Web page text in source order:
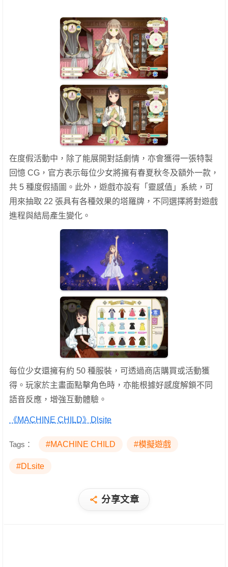
在度假活動中，除了能展開對話劇情，亦會獲得一張特製
回憶 CG，官方表示每位少女將擁有春夏秋冬及額外一款，
共 5 種度假插圖。此外，遊戲亦設有「靈感值」系統，可
用來抽取 22 張具有各種效果的塔羅牌，不同選擇將對遊戲
進程與結局產生變化。
每位少女還擁有約 50 種服裝，可透過商店購買或活動獲
得。玩家於主畫面點擊角色時，亦能根據好感度解鎖不同
語音反應，增強互動體驗。
《MACHINE CHILD》Dlsite
Tags： #MACHINE CHILD #模擬遊戲
#DLsite
分享文章